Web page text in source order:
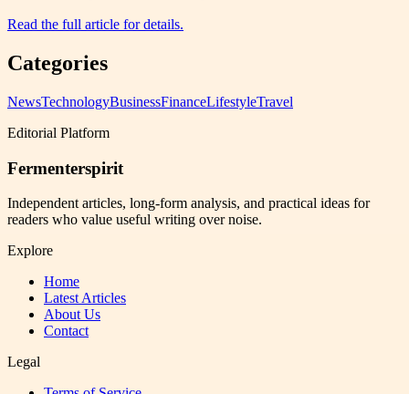
Read the full article for details.
Categories
NewsTechnologyBusinessFinanceLifestyleTravel
Editorial Platform
Fermenterspirit
Independent articles, long-form analysis, and practical ideas for
readers who value useful writing over noise.
Explore
Home
Latest Articles
About Us
Contact
Legal